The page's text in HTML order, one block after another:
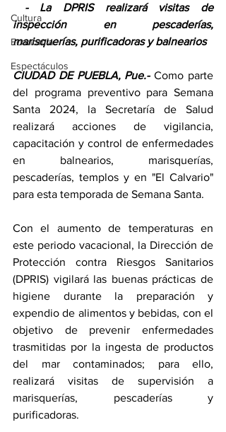
Cultura
Economía
Espectáculos
inspección en pescaderías,
marisquerías, purificadoras y balnearios
CIUDAD DE PUEBLA, Pue.- Como parte
del programa preventivo para Semana
Santa 2024, la Secretaría de Salud
realizará acciones de vigilancia,
capacitación y control de enfermedades
en balnearios, marisquerías,
pescaderías, templos y en "El Calvario"
para esta temporada de Semana Santa.
Con el aumento de temperaturas en
este periodo vacacional, la Dirección de
Protección contra Riesgos Sanitarios
(DPRIS) vigilará las buenas prácticas de
higiene durante la preparación y
expendio de alimentos y bebidas, con el
objetivo de prevenir enfermedades
trasmitidas por la ingesta de productos
del mar contaminados; para ello,
realizará visitas de supervisión a
marisquerías, pescaderías y
purificadoras.